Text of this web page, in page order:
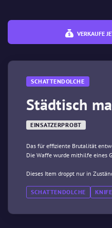
VERKAUFE
SCHATTENDOLCHE
Städtisch
EINSATZERPROBT
Das für effiziente Brutalität
Die Waffe wurde mithilfe eines
Dieses Item droppt nur in
SCHATTENDOLCHE KNIFE